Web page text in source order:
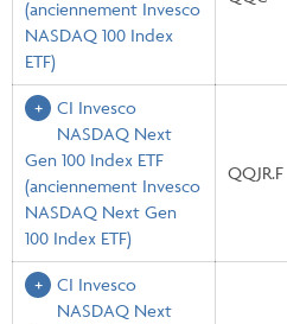
(anciennement Invesco
NASDAQ 100 Index
ETF)
CI Invesco
NASDAQ Next
Gen 100 Index ETF
(anciennement Invesco
NASDAQ Next Gen
100 Index ETF)
QQJR.F
CI Invesco
NASDAQ Next